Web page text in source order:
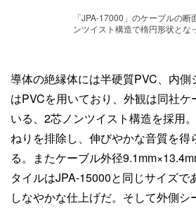
「JPA-17000」のケーブルの断
ンツイスト構造で楕円形状とな
導体の絶縁体には半硬質PVC、内側
はPVCを用いており、外観は同社ケ
いる、2芯ノンツイスト構造を採用
ねりを排除し、伸びやかな音質を得
る。またケーブル外径
タイルはJPA-15000と同じサイズで
しなやかな仕上げだ。そして外側